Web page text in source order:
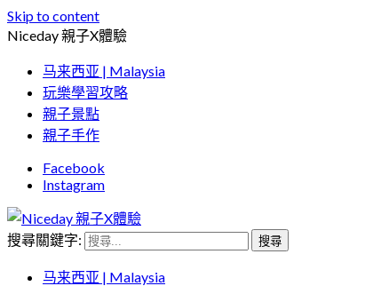
Skip to content
Niceday 親子X體驗
马来西亚 | Malaysia
玩樂學習攻略
親子景點
親子手作
Facebook
Instagram
親子體驗的首選預訂平台
搜尋關鍵字:
马来西亚 | Malaysia